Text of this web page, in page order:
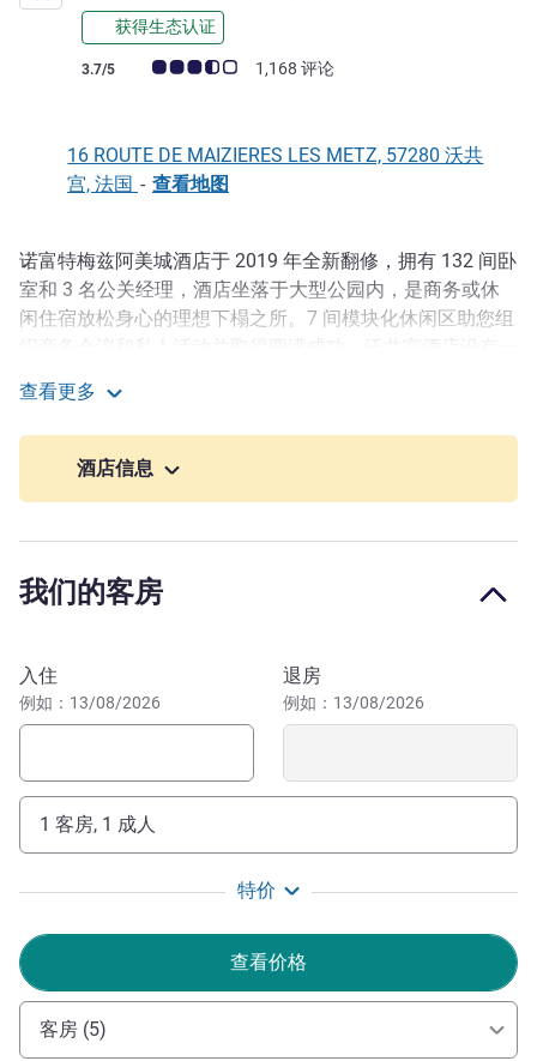
获得生态认证
客户意见评级 (ALL 评级)
3.7/5 1,168 评论
16 ROUTE DE MAIZIERES LES METZ, 57280 沃共
宫, 法国 - 查看地图
描述
诺富特梅兹阿美城酒店于 2019 年全新翻修，拥有 132 间卧
室和 3 名公关经理，酒店坐落于大型公园内，是商务或休
闲住宿放松身心的理想下榻之所。7 间模块化休闲区助您组
餐厅 Ô Fourneau 尽享美食体验。
沃共宫酒店位于 A4 和 A31 高速公路的交汇处，距离梅茨
15 分钟车程，距离卢森堡 40 分钟车程。带孩子旅游？距离
维尔浴场，恢复体力、重焕活力！想要探寻历史的足迹？参
物馆。
留。在名牌店大街淘购物美价廉的产品。在大会议室举办卓
有成效的工作会议。只需 15 分钟即可到达梅茨的蓬皮杜中
心。
Sebastien 及其团队所有成员欢迎您入住东方格兰德酒
店！我们已获得必维国际检验集团的"安心悦界"认证，确保
实施全面的卫生防疫措施，以最安全的环境为您提供服务。
Alexandre Elchardus 酒店管理
查看更多
酒店信息
我们的客房
预订此酒店
入住
例如：13/08/2026
退房
例如：13/08/2026
1 客房, 1 成人
特价
查看价格
客房 (5)